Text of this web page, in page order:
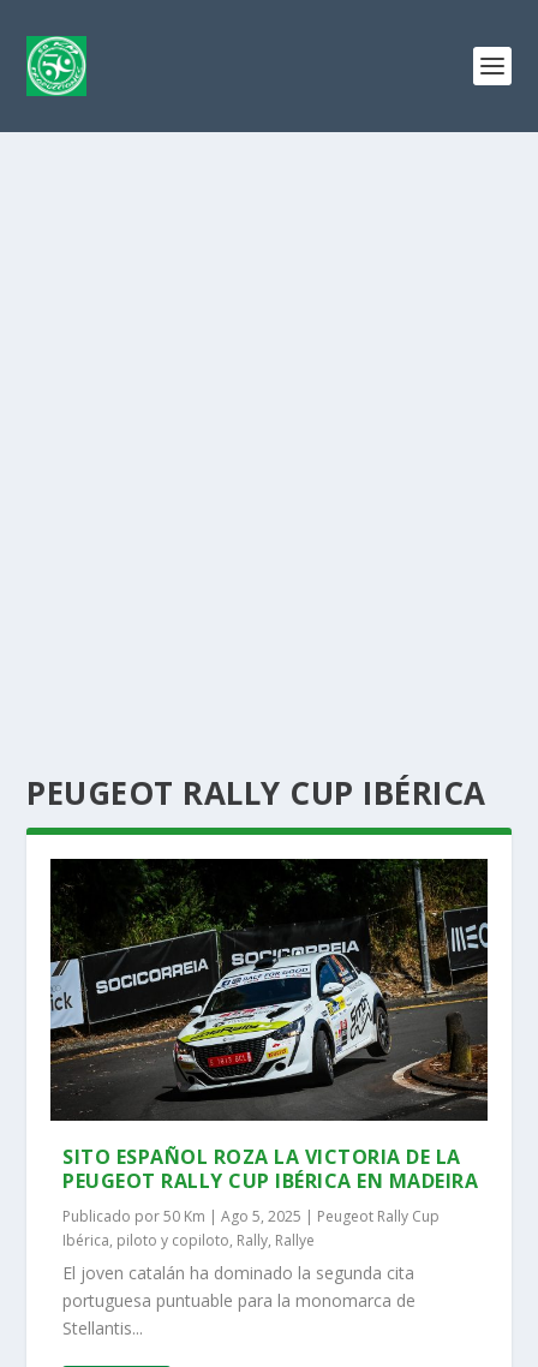
PEUGEOT RALLY CUP IBÉRICA
SITO ESPAÑOL ROZA LA VICTORIA DE LA
PEUGEOT RALLY CUP IBÉRICA EN MADEIRA
Publicado por50 Km |Ago 5, 2025 | Peugeot Rally Cup
Ibérica, piloto y copiloto, Rally, Rallye
El joven catalán ha dominado la segunda cita
portuguesa puntuable para la monomarca de
Stellantis...